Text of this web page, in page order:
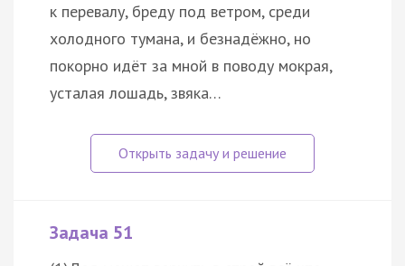
к перевалу, бреду под ветром, среди
холодного тумана, и безнадёжно, но
покорно идёт за мной в поводу мокрая,
усталая лошадь, звяка…
Задача 51